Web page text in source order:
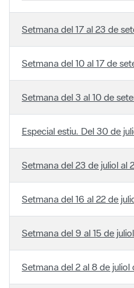
Setmana del 17 al 23 de
Setmana del 10 al 17 de
Setmana del 3 al 10 de
Especial estiu. Del 30 de
Setmana del 23 de juliol al
Setmana del 16 al 22 de
Setmana del 9 al 15 de
Setmana del 2 al 8 de juliol